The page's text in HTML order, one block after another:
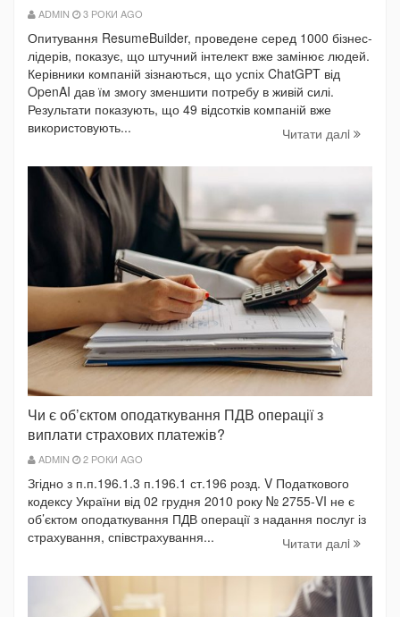
ADMIN 3 РОКИ AGO
Опитування ResumeBuilder, проведене серед 1000 бізнес-
лідерів, показує, що штучний інтелект вже замінює людей.
Керівники компаній зізнаються, що успіх ChatGPT від
OpenAI дав їм змогу зменшити потребу в живій силі.
Результати показують, що 49 відсотків компаній вже
використовують...
Читати далi
Чи є об’єктом оподаткування ПДВ операції з
виплати страхових платежів?
ADMIN 2 РОКИ AGO
Згідно з п.п.196.1.3 п.196.1 ст.196 розд. V Податкового
кодексу України від 02 грудня 2010 року № 2755-VI не є
об’єктом оподаткування ПДВ операції з надання послуг із
страхування, співстрахування...
Читати далi